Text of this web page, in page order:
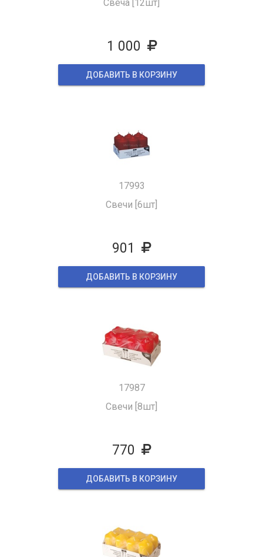
Свеча [12шт]
1 000
ДОБАВИТЬ В КОРЗИНУ
17993
Свечи [6шт]
901
ДОБАВИТЬ В КОРЗИНУ
17987
Свечи [8шт]
770
ДОБАВИТЬ В КОРЗИНУ